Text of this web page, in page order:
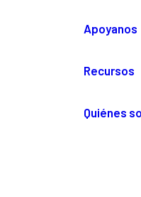
Apoyanos
Recursos
Quiénes